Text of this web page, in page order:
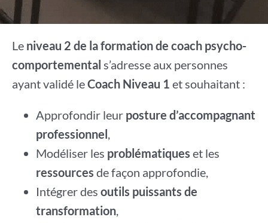
Le niveau 2 de la formation de coach psycho-
comportemental s’adresse aux personnes
ayant validé leCoach Niveau 1 et souhaitant :
Approfondir leur posture d’accompagnant
professionnel,
Modéliser les problématiques et les
ressources de façon approfondie,
Intégrer des outils puissants de
transformation,